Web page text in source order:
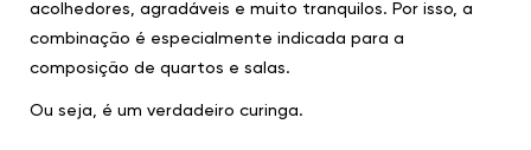
acolhedores, agradáveis e muito tranquilos. Por isso, a
combinação é especialmente indicada para a
composição de quartos e salas.
Ou seja, é um verdadeiro curinga.